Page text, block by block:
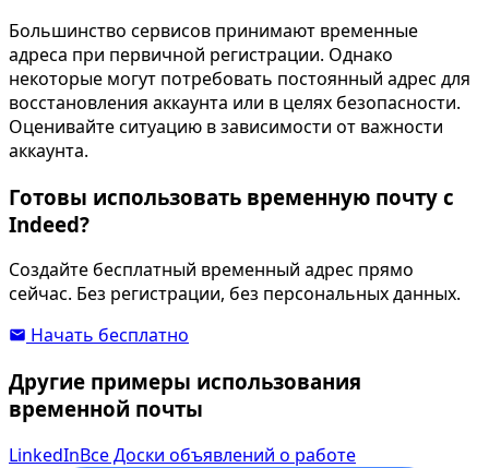
Большинство сервисов принимают временные
адреса при первичной регистрации. Однако
некоторые могут потребовать постоянный адрес для
восстановления аккаунта или в целях безопасности.
Оценивайте ситуацию в зависимости от важности
аккаунта.
Готовы использовать временную почту с
Indeed?
Создайте бесплатный временный адрес прямо
сейчас. Без регистрации, без персональных данных.
Начать бесплатно
Другие примеры использования
временной почты
LinkedInВсе Доски объявлений о работе